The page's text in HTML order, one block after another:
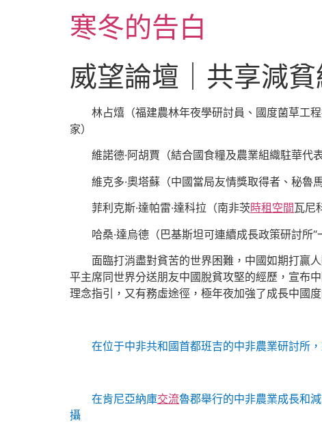
寒冬的告白
威望論壇｜共享減
林占熺（福建農林年夜學研討員、國度菌草工
家）
維諾德·阿胡賈（結合國食糧及農業組織駐華代表
維克多·奧塔蘇（中國當局友情獎取得者、秘魯
菲利克斯·達帕雷·達科拉（南非茨時租空間瓦尼
哈桑·達烏德（巴基斯坦可連續成長政策研討所
面臨打消盡對貧苦的世界困難，中國如期打贏
平主席同世界分送朋友中國脫貧攻堅的經歷，宣布
理念指引，又有務虛途徑，極年夜加強了成長中國
在位于中非共和國首都班吉的中非農業研討所
在肯尼亞納庫交流魯郡舉行的中非農業成長和
攝